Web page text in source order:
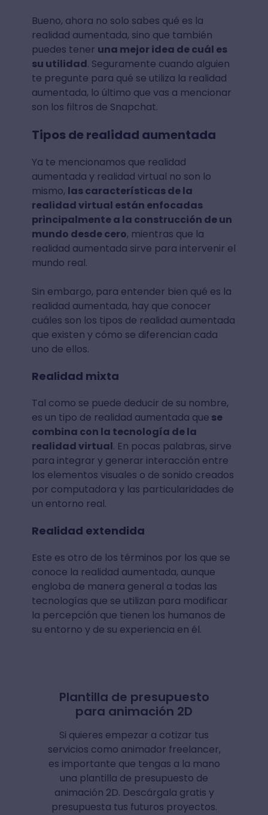
Bueno, ahora no solo sabes qué es la
realidad aumentada, sino que también
puedes tener una mejor idea de cuál es
su utilidad. Seguramente cuando alguien
te pregunte para qué se utiliza la realidad
aumentada, lo último que vas a mencionar
son los filtros de Snapchat.
Tipos de realidad aumentada
Ya te mencionamos que realidad
aumentada y realidad virtual no son lo
mismo, las características de la
realidad virtual están enfocadas
principalmente a la construcción de un
mundo desde cero, mientras que la
realidad aumentada sirve para intervenir el
mundo real.
Sin embargo, para entender bien qué es la
realidad aumentada, hay que conocer
cuáles son los tipos de realidad aumentada
que existen y cómo se diferencian cada
uno de ellos.
Realidad mixta
Tal como se puede deducir de su nombre,
es un tipo de realidad aumentada que se
combina con la tecnología de la
realidad virtual. En pocas palabras, sirve
para integrar y generar interacción entre
los elementos visuales o de sonido creados
por computadora y las particularidades de
un entorno real.
Realidad extendida
Este es otro de los términos por los que se
conoce la realidad aumentada, aunque
engloba de manera general a todas las
tecnologías que se utilizan para modificar
la percepción que tienen los humanos de
su entorno y de su experiencia en él.
Plantilla de presupuesto
para animación 2D
Si quieres empezar a cotizar tus
servicios como animador freelancer,
es importante que tengas a la mano
una plantilla de presupuesto de
animación 2D. Descárgala gratis y
presupuesta tus futuros proyectos.